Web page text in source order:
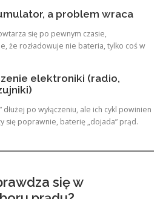
a problem wraca
się po pewnym czasie,
że rozładowuje nie bateria, tylko coś w
elektroniki (radio,
po wyłączeniu, ale ich cykl powinien
się poprawnie, baterię „dojada” prąd.
się w